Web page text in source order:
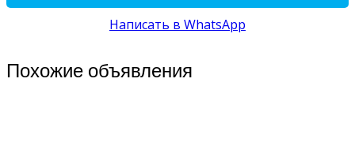
Написать в WhatsApp
Похожие объявления